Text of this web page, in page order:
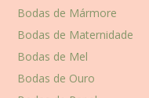
Bodas de Mármore
Bodas de Maternidade
Bodas de Mel
Bodas de Ouro